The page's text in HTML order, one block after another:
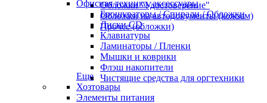
Обложки "Удостоверение"
Обложки на автодокументы (кожзам)
Прочее (обложки)
Офисная техника, аксессуары
Брошураторы / Спирали / Обложки
Диски CD
Клавиатуры
Ламинаторы / Пленки
Мышки и коврики
Флэш накопители
Чистящие средства для оргтехники
Еще
Хозтовары
Элементы питания